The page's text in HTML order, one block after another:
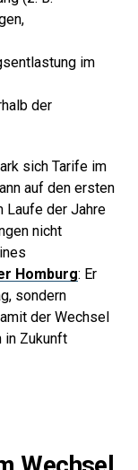
im
der
sich Tarife im
auf den ersten
Laufe der Jahre
nicht
Homburg: Er
sondern
der Wechsel
in Zukunft